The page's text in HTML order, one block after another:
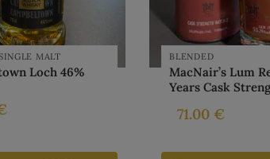
MALT
Loch 46%
BLENDED
MacNair’s Lum
Years Cask
71.00 €